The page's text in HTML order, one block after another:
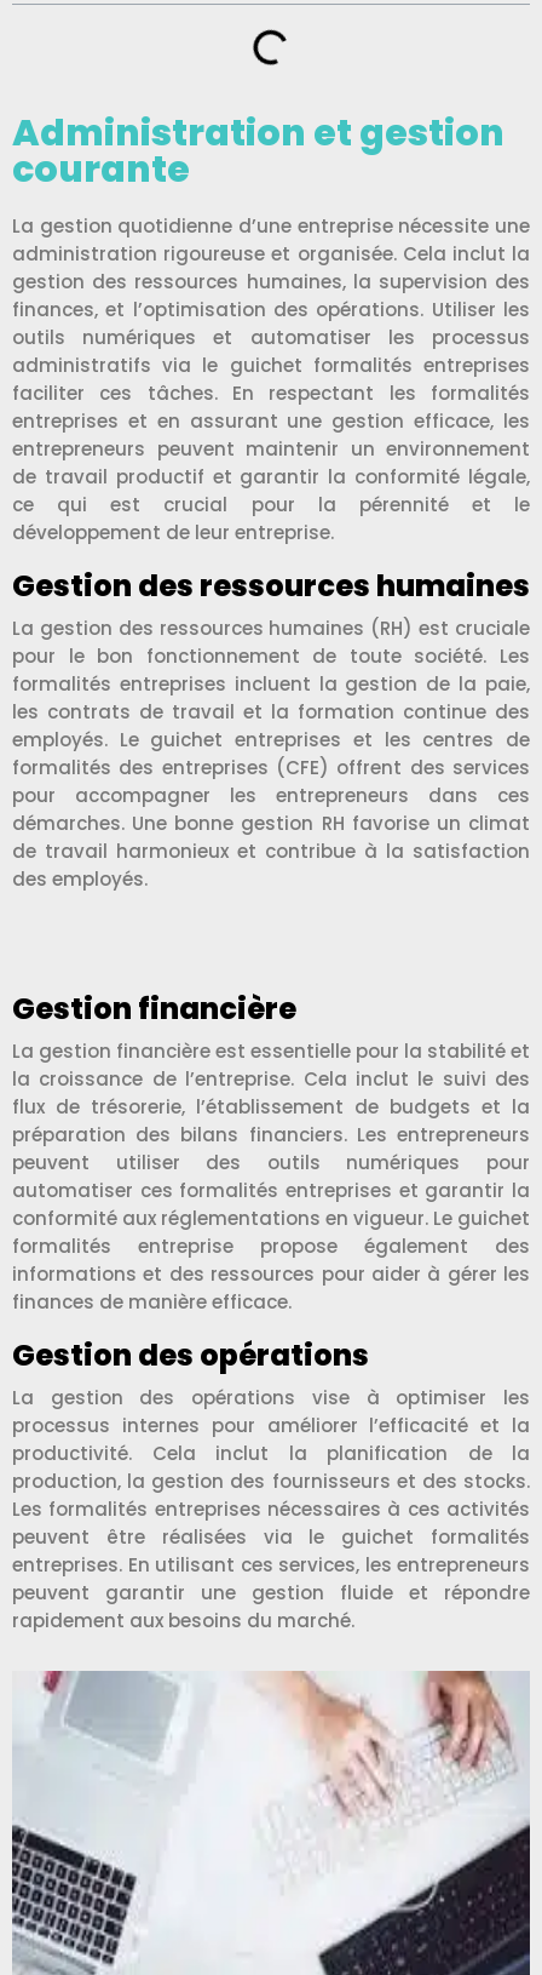
Administration et gestion
courante
La gestion quotidienne d’une entreprise nécessite une
administration rigoureuse et organisée. Cela inclut la
gestion des ressources humaines, la supervision des
finances, et l’optimisation des opérations. Utiliser les
outils numériques et automatiser les processus
administratifs via le guichet formalités entreprises
faciliter ces tâches. En respectant les formalités
entreprises et en assurant une gestion efficace, les
entrepreneurs peuvent maintenir un environnement
de travail productif et garantir la conformité légale,
ce qui est crucial pour la pérennité et le
développement de leur entreprise.
Gestion des ressources humaines
La gestion des ressources humaines (RH) est cruciale
pour le bon fonctionnement de toute société. Les
formalités entreprises incluent la gestion de la paie,
les contrats de travail et la formation continue des
employés. Le guichet entreprises et les centres de
formalités des entreprises (CFE) offrent des services
pour accompagner les entrepreneurs dans ces
démarches. Une bonne gestion RH favorise un climat
de travail harmonieux et contribue à la satisfaction
des employés.
Gestion financière
La gestion financière est essentielle pour la stabilité et
la croissance de l’entreprise. Cela inclut le suivi des
flux de trésorerie, l’établissement de budgets et la
préparation des bilans financiers. Les entrepreneurs
peuvent utiliser des outils numériques pour
automatiser ces formalités entreprises et garantir la
conformité aux réglementations en vigueur. Le guichet
formalités entreprise propose également des
informations et des ressources pour aider à gérer les
finances de manière efficace.
Gestion des opérations
La gestion des opérations vise à optimiser les
processus internes pour améliorer l’efficacité et la
productivité. Cela inclut la planification de la
production, la gestion des fournisseurs et des stocks.
Les formalités entreprises nécessaires à ces activités
peuvent être réalisées via le guichet formalités
entreprises. En utilisant ces services, les entrepreneurs
peuvent garantir une gestion fluide et répondre
rapidement aux besoins du marché.